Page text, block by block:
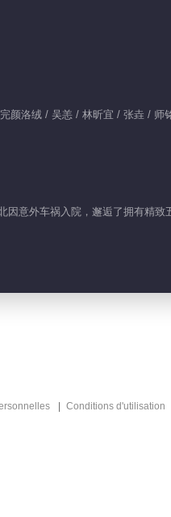
04:10
01:17
韫北夫妇
颜洛绒 / 吴恙 / 林昕宜 / 张垚 / 师
因意外车祸入院，邂逅了拥有精致
Conditions d'utilisation